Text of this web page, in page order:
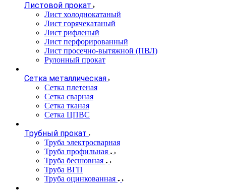
Листовой прокат
Лист холоднокатаный
Лист горячекатаный
Лист рифленый
Лист перфорированный
Лист просечно-вытяжной (ПВЛ)
Рулонный прокат
Сетка металлическая
Сетка плетеная
Сетка сварная
Сетка тканая
Сетка ЦПВС
Трубный прокат
Труба электросварная
Труба профильная
Труба бесшовная
Труба ВГП
Труба оцинкованная